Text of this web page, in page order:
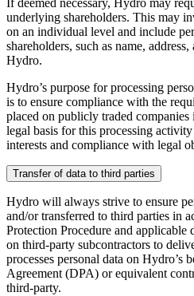
If deemed necessary, Hydro may
underlying shareholders. This may
on an individual level and include
shareholders, such as name,
Hydro.
Hydro’s purpose for processing
is to ensure compliance with the
placed on publicly traded
legal basis for this processing
interests and compliance with legal
Transfer of data to third parties
Hydro will always strive to ensure
and/or transferred to third parties in
Protection Procedure and
on third-party subcontractors to
processes personal data on Hydro’s
Agreement (DPA) or equivalent
third-party.